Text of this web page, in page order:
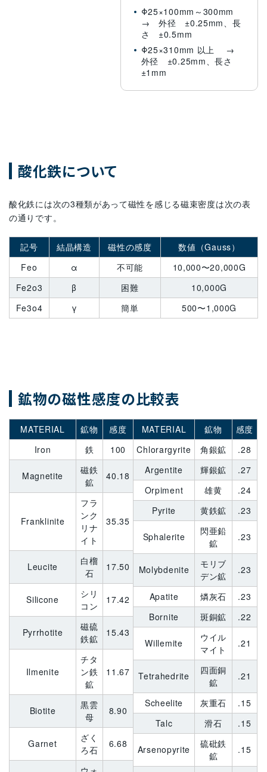
Φ25×100mm～300mm
→ 外径 ±0.25mm、長
さ ±0.5mm
Φ25×310mm 以上 →
外径 ±0.25mm、長さ
±1mm
酸化鉄について
酸化鉄には次の3種類があって磁性を感じる磁束密度は次の表
の通りです。
記号 結晶構造 磁性の感度
数値（Gauss）
Feo
α 不可能
10,000〜20,000G
Fe2o3
β 困難
10,000G
Fe3o4
γ 簡単 500〜1,000G
鉱物の磁性感度の比較表
MATERIAL 鉱物
感度
Iron
鉄 100
Magnetite
磁鉄
鉱
40.18
Franklinite
フラ
ンク
リナ
イト
35.35
Leucite
白榴
石
17.50
Silicone
シリ
コン
17.42
Pyrrhotite
磁硫
鉄鉱
15.43
Ilmenite
チタ
ン鉄
鉱
11.67
Biotite
黒雲
母
8.90
Garnet
ざく
ろ石
6.68
MATERIAL 鉱物
感度
Chlorargyrite
角銀鉱
.28
Argentite
輝銀鉱
.27
Orpiment
雄黄
.24
Pyrite
黄鉄鉱 .23
Sphalerite
閃亜鉛
鉱
.23
Molybdenite
モリブ
デン鉱
.23
Apatite 燐灰石
.23
Bornite
斑銅鉱 .22
Willemite
ウイル
マイト
.21
Tetrahedrite
四面銅
鉱
.21
Scheelite 灰重石
.15
Talc
滑石 .15
Arsenopyrite
硫砒鉄
鉱
.15